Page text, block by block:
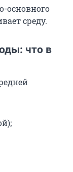
основного
среду.
что в